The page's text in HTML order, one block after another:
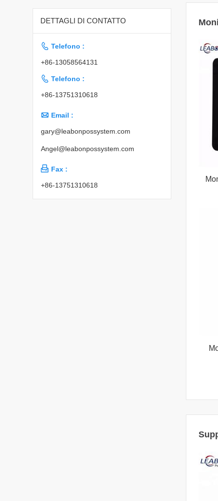
DETTAGLI DI CONTATTO
 Telefono :
+86-13058564131
 Telefono :
+86-13751310618
 Email :
gary@leabonpossystem.com
Angel@leabonpossystem.com
 Fax :
+86-13751310618